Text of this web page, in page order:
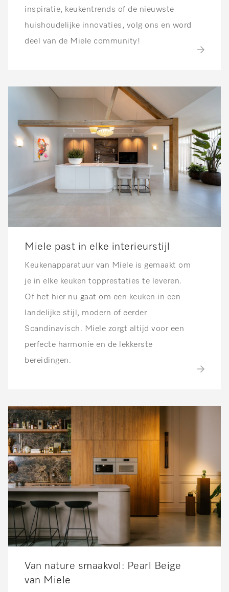
inspiratie, keukentrends of de nieuwste
huishoudelijke innovaties, volg ons en word
deel van de Miele community!
Miele past in elke interieurstijl
Keukenapparatuur van Miele is gemaakt om
je in elke keuken topprestaties te leveren.
Of het hier nu gaat om een keuken in een
landelijke stijl, modern of eerder
Scandinavisch. Miele zorgt altijd voor een
perfecte harmonie en de lekkerste
bereidingen.
Van nature smaakvol: Pearl Beige
van Miele